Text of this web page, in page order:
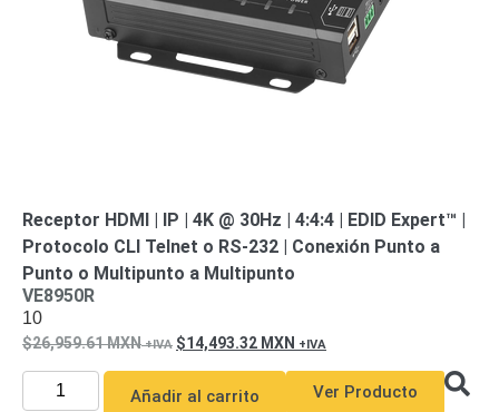
Receptor HDMI | IP | 4K @ 30Hz | 4:4:4 | EDID Expert™ |
Protocolo CLI Telnet o RS-232 | Conexión Punto a
Punto o Multipunto a Multipunto
VE8950R
10
26,959.61MXN 14,493.32 MXN
Añadir al carrito Ver Producto